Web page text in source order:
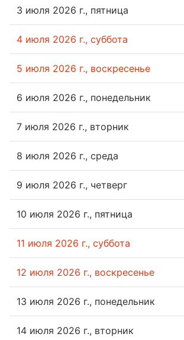
3 июля 2026 г., пятница
4 июля 2026 г., суббота
5 июля 2026 г., воскресенье
6 июля 2026 г., понедельник
7 июля 2026 г., вторник
8 июля 2026 г., среда
9 июля 2026 г., четверг
10 июля 2026 г., пятница
11 июля 2026 г., суббота
12 июля 2026 г., воскресенье
13 июля 2026 г., понедельник
14 июля 2026 г., вторник